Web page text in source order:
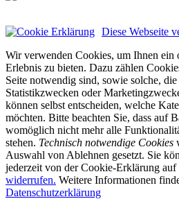
Diese Webseite
Wir verwenden Cookies, um Ihnen ein
Erlebnis zu bieten. Dazu zählen
Seite notwendig sind, sowie solche,
Statistikzwecken oder
können selbst entscheiden, welche
möchten. Bitte beachten Sie, dass auf
womöglich nicht mehr alle
stehen. Technisch notwendige Cookies
Auswahl von Ablehnen gesetzt. Sie
jederzeit von der Cookie-Erklärung auf
widerrufen. Weitere Informationen
Datenschutzerklärung